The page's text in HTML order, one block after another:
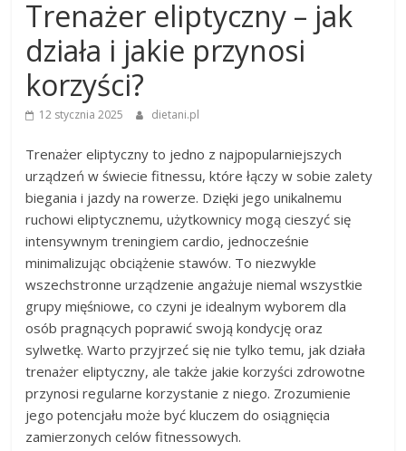
Trenażer eliptyczny – jak
działa i jakie przynosi
korzyści?
12 stycznia 2025 dietani.pl
Trenażer eliptyczny to jedno z najpopularniejszych
urządzeń w świecie fitnessu, które łączy w sobie zalety
biegania i jazdy na rowerze. Dzięki jego unikalnemu
ruchowi eliptycznemu, użytkownicy mogą cieszyć się
intensywnym treningiem cardio, jednocześnie
minimalizując obciążenie stawów. To niezwykle
wszechstronne urządzenie angażuje niemal wszystkie
grupy mięśniowe, co czyni je idealnym wyborem dla
osób pragnących poprawić swoją kondycję oraz
sylwetkę. Warto przyjrzeć się nie tylko temu, jak działa
trenażer eliptyczny, ale także jakie korzyści zdrowotne
przynosi regularne korzystanie z niego. Zrozumienie
jego potencjału może być kluczem do osiągnięcia
zamierzonych celów fitnessowych.